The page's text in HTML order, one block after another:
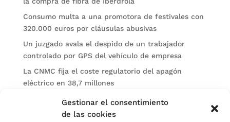
Gestionar el consentimiento
de las cookies
Consumo multa a una promotora de festivales con
320.000 euros por cláusulas abusivas
Un juzgado avala el despido de un trabajador
controlado por GPS del vehículo de empresa
La CNMC fija el coste regulatorio del apagón
eléctrico en 38,7 millones
El BOE publica sanciones de la CNMV a Soltec y